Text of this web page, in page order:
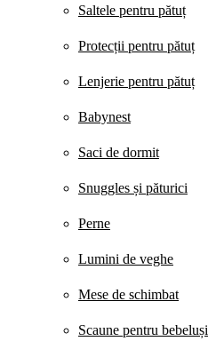
Saltele pentru pătuț
Protecții pentru pătuț
Lenjerie pentru pătuț
Babynest
Saci de dormit
Snuggles și păturici
Perne
Lumini de veghe
Mese de schimbat
Scaune pentru bebeluși